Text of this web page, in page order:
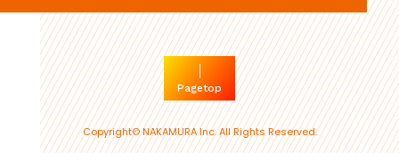
Pagetop
Copyright© NAKAMURA Inc. All Rights Reserved.